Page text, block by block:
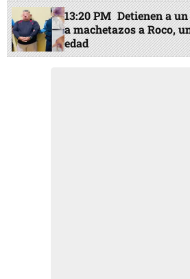
13:20 PM Detienen a
a machetazos a Roco,
edad